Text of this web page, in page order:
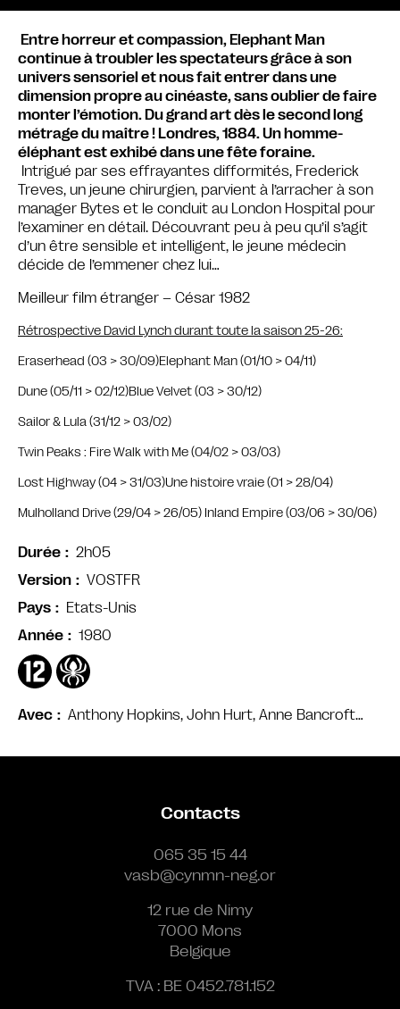
Avec Anthony Hopkins, John Hurt, Anne Bancroft…
Entre horreur et compassion, Elephant Man
continue à troubler les spectateurs grâce à son
univers sensoriel et nous fait entrer dans une
dimension propre au cinéaste, sans oublier de faire
monter l’émotion. Du grand art dès le second long
métrage du maître ! Londres, 1884. Un homme-
éléphant est exhibé dans une fête foraine.
Intrigué par ses effrayantes difformités, Frederick
Treves, un jeune chirurgien, parvient à l’arracher à son
manager Bytes et le conduit au London Hospital pour
l’examiner en détail. Découvrant peu à peu qu’il s’agit
d’un être sensible et intelligent, le jeune médecin
décide de l’emmener chez lui…
Meilleur film étranger – César 1982
Rétrospective David Lynch durant toute la saison 25-26:
Eraserhead (03 > 30/09)Elephant Man (01/10 > 04/11)
Dune (05/11 > 02/12)Blue Velvet (03 > 30/12)
Sailor & Lula (31/12 > 03/02)
Twin Peaks : Fire Walk with Me (04/02 > 03/03)
Lost Highway (04 > 31/03)Une histoire vraie (01 > 28/04)
Mulholland Drive (29/04 > 26/05) Inland Empire (03/06 > 30/06)
Durée
2h05
Version
VOSTFR
Pays
Etats-Unis
Année
1980
Contacts
065 35 15 44
vasb@cynmn-neg.or
12 rue de Nimy
7000 Mons
Belgique
TVA : BE 0452.781.152